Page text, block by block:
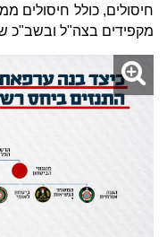
חיסולים, כולל חיסולים
מקפידים בצה"ל ובשב"כ